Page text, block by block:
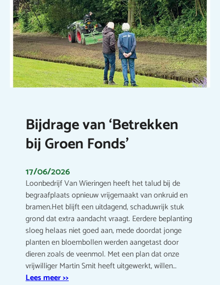
Bijdrage van ‘Betrekken
bij Groen Fonds’
17/06/2026
Loonbedrijf Van Wieringen heeft het talud bij de
begraafplaats opnieuw vrijgemaakt van onkruid en
bramen.Het blijft een uitdagend, schaduwrijk stuk
grond dat extra aandacht vraagt. Eerdere beplanting
sloeg helaas niet goed aan, mede doordat jonge
planten en bloembollen werden aangetast door
dieren zoals de veenmol. Met een plan dat onze
vrijwilliger Martin Smit heeft uitgewerkt, willen…
Lees meer >>